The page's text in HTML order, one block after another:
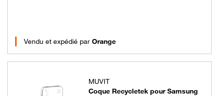
Vendu et expédié par Orange
MUVIT
Coque Recycletek pour Samsung